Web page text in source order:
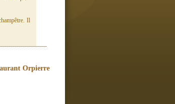
Il
Orpierre